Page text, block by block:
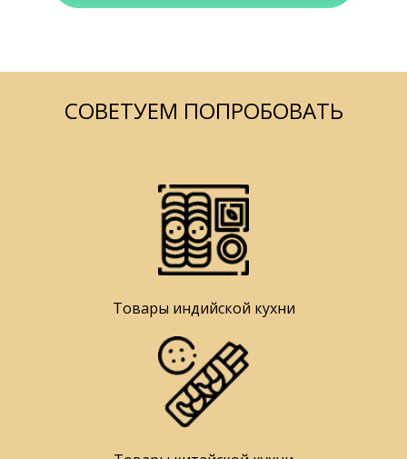
СОВЕТУЕМ ПОПРОБОВАТЬ
Товары индийской кухни